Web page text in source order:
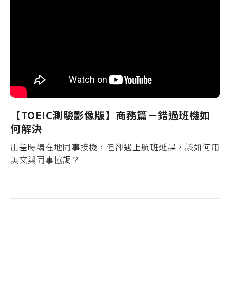
【TOEIC測驗影像版】商務篇－錯過班機如
何解決
出差時請在地同事接機，但卻遇上航班延誤，該如何用
英文與同事協調？